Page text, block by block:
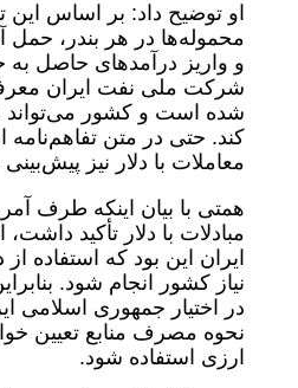
او توضیح داد: بر اساس این
محموله‌ها در هر بندر، حمل
و واریز درآمدهای حاصل
شرکت ملی نفت ایران
شده است و کشور می‌تواند
کند. حتی در متن تفاهم‌نامه
معاملات با دلار نیز
همتی با بیان اینکه طرف
مبادلات با دلار تأکید
ایران این بود که استفاده
نیاز کشور انجام شود.
در اختیار جمهوری اسلامی
نحوه مصرف منابع تعیین
ارزی استفاده شود.